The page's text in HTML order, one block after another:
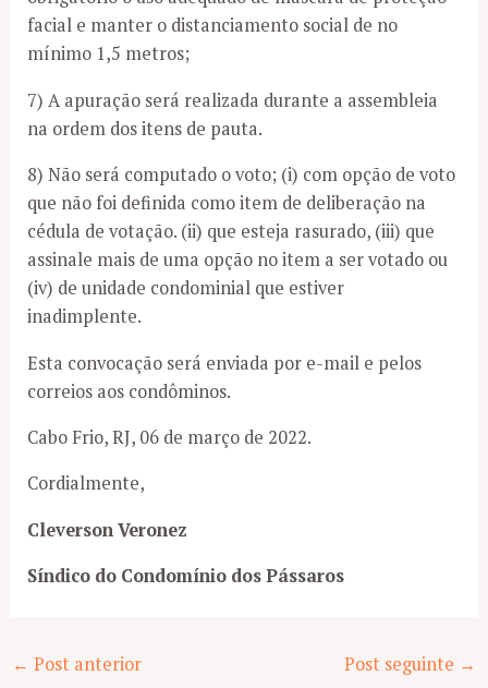
facial e manter o distanciamento social de no
mínimo 1,5 metros;
7) A apuração será realizada durante a assembleia
na ordem dos itens de pauta.
8) Não será computado o voto; (i) com opção de voto
que não foi definida como item de deliberação na
cédula de votação. (ii) que esteja rasurado, (iii) que
assinale mais de uma opção no item a ser votado ou
(iv) de unidade condominial que estiver
inadimplente.
Esta convocação será enviada por e-mail e pelos
correios aos condôminos.
Cabo Frio, RJ, 06 de março de 2022.
Cordialmente,
Cleverson Veronez
Síndico do Condomínio dos Pássaros
Post
← Post anterior Post seguinte →